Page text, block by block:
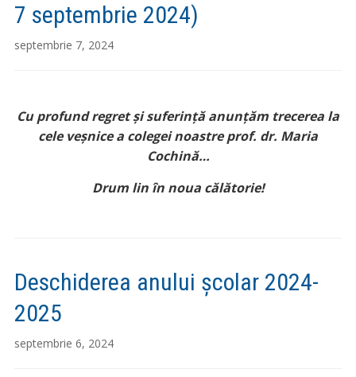
7 septembrie 2024)
septembrie 7, 2024
Cu profund regret și suferință anunțăm trecerea la
cele veșnice a colegei noastre prof. dr. Maria
Cochină…
Drum lin în noua călătorie!
Deschiderea anului școlar 2024-
2025
septembrie 6, 2024